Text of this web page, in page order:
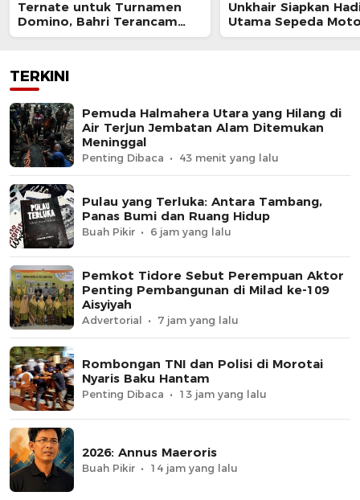
Ternate untuk Turnamen
Domino, Bahri Terancam
Diproses Hukum
Unkhair Siapkan
Utama Sepeda
TERKINI
Pemuda Halmahera Utara yang Hilang di
Air Terjun Jembatan Alam Ditemukan
Meninggal
Penting Dibaca 43 menit yang lalu
Pulau yang Terluka: Antara Tambang,
Panas Bumi dan Ruang Hidup
Buah Pikir 6 jam yang lalu
Pemkot Tidore Sebut Perempuan Aktor
Penting Pembangunan di Milad ke-109
Aisyiyah
Advertorial 7 jam yang lalu
Rombongan TNI dan Polisi di Morotai
Nyaris Baku Hantam
Penting Dibaca 13 jam yang lalu
2026: Annus Maeroris
Buah Pikir 14 jam yang lalu